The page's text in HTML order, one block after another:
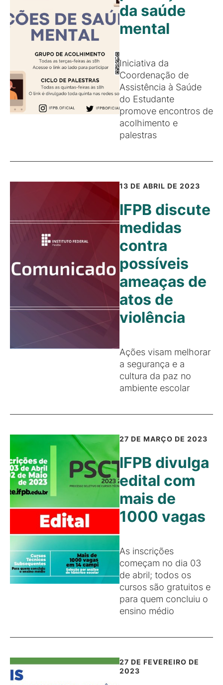
da saúde
mental
Iniciativa da
Coordenação de
Assistência à Saúde
do Estudante
promove encontros de
acolhimento e
palestras
13 DE ABRIL DE 2023
IFPB discute
medidas
contra
possíveis
ameaças de
atos de
violência
Ações visam melhorar
a segurança e a
cultura da paz no
ambiente escolar
27 DE MARÇO DE 2023
IFPB divulga
edital com
mais de
1000 vagas
As inscrições
começam no dia 03
de abril; todos os
cursos são gratuitos e
para quem concluiu o
ensino médio
27 DE FEVEREIRO DE
2023